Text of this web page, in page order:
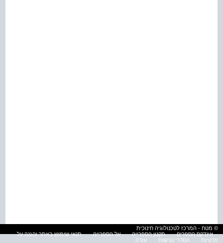
© מטח - המרכז לטכנולוגיה חינוכית
אינדקס הספרים
תקנון הספרייה על הספרייה
תנאי שימוש באתר והגנה על
פרטיות
הסדרי נגישות עזרה